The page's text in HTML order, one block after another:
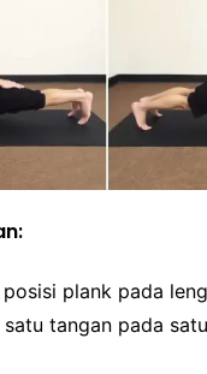
plank pada
tangan pada